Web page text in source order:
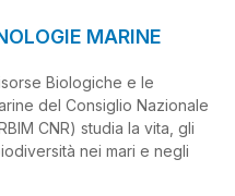
MARINE
Biologiche e le
del Consiglio Nazionale
CNR) studia la vita, gli
nei mari e negli